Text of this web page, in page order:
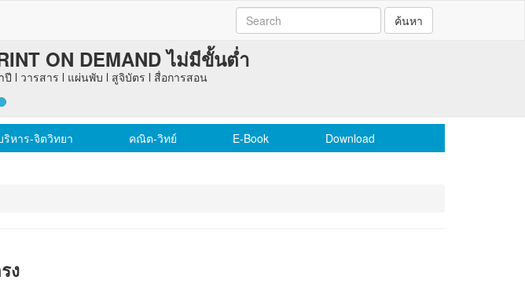
ค้นหา
ON DEMAND ไม่มีขั้นต่ำ
l วารสาร l แผ่นพับ l สูจิบัตร l สื่อการสอน
ริหาร-จิตวิทยา คณิต-วิทย์ E-Book Download
ง